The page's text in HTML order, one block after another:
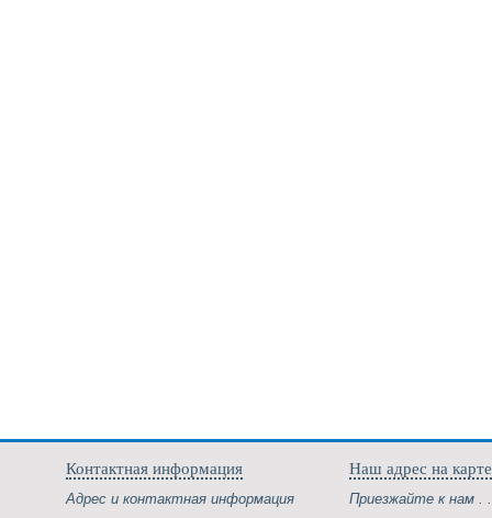
Контактная информация
Адрес и контактная информация
Наш адрес на карте
Приезжайте к нам .